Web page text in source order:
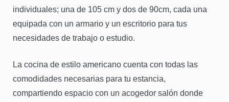
individuales; una de 105 cm y dos de 90cm, cada una
equipada con un armario y un escritorio para tus
necesidades de trabajo o estudio.
La cocina de estilo americano cuenta con todas las
comodidades necesarias para tu estancia,
compartiendo espacio con un acogedor salón donde